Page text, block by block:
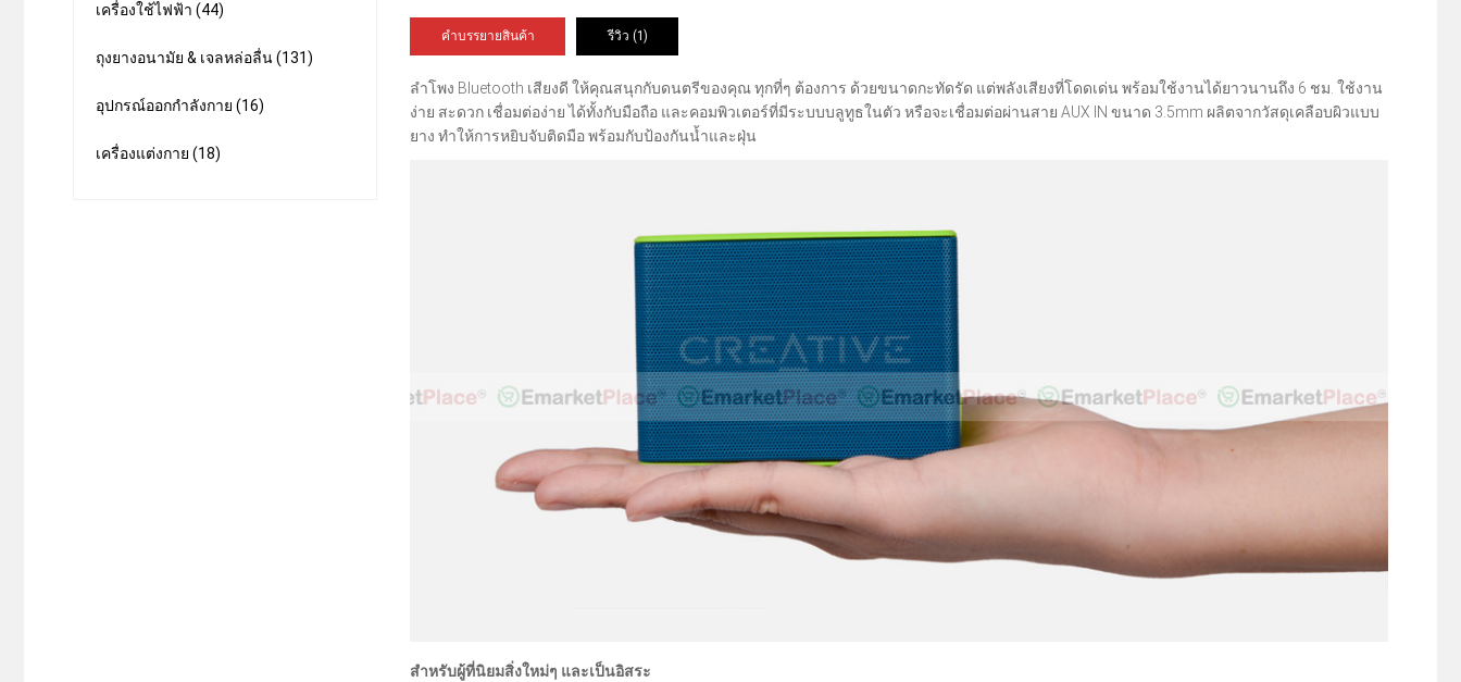
เครื่องใช้ไฟฟ้า (44)
ถุงยางอนามัย & เจลหล่อลื่น (131)
อุปกรณ์ออกกำลังกาย (16)
เครื่องแต่งกาย (18)
คำบรรยายสินค้า รีวิว (1)
ลำโพง Bluetooth เสียงดี ให้คุณสนุกกับดนตรีของคุณ ทุกที่ๆ ต้องการ ด้วยขนาดกะทัดรัด แต่พลังเสียงที่โดดเด่น พร้อมใช้งานได้ยาวนานถึง 6 ชม. ใช้งาน
ง่าย สะดวก เชื่อมต่อง่าย ได้ทั้งกับมือถือ และคอมพิวเตอร์ที่มีระบบบลูทูธในตัว หรือจะเชื่อมต่อผ่านสาย AUX IN ขนาด 3.5mm ผลิตจากวัสดุเคลือบผิวแบบ
ยาง ทำให้การหยิบจับติดมือ พร้อมกับป้องกันน้ำและฝุ่น
สำหรับผู้ที่นิยมสิ่งใหม่ๆ และเป็นอิสระ